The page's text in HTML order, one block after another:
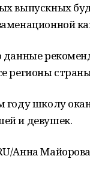
выпускных
данные
регионы
году школу
и девушек.
Анна